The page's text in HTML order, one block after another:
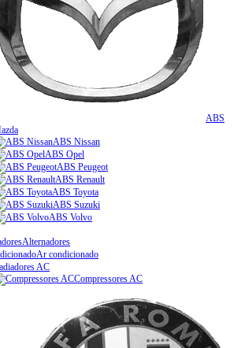
ABS
ABS Nissan
ABS Opel
ABS Peugeot
ABS Renault
ABS Toyota
ABS Suzuki
ABS Volvo
Alternadores
Ar condicionado
AC
Compressores AC